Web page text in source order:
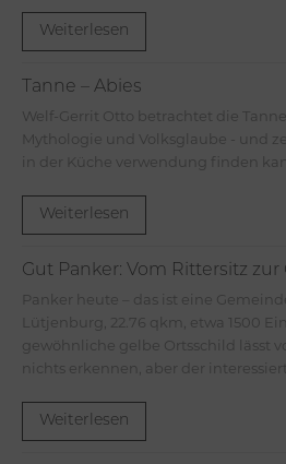
Weiterlesen
Tanne – Abies
Welf-Gerrit Otto betrachtet die
Mythologie und Volksglaube - und
in der Küche verwendung finden
Weiterlesen
Gut Panker: Vom Rittersitz
Panker heute – das ist eine
Lütjenburg, 22.76 qkm, etwa 1500
gewöhnliche gelbe Ortsschild lässt
nichts erkennen, aber der
Weiterlesen